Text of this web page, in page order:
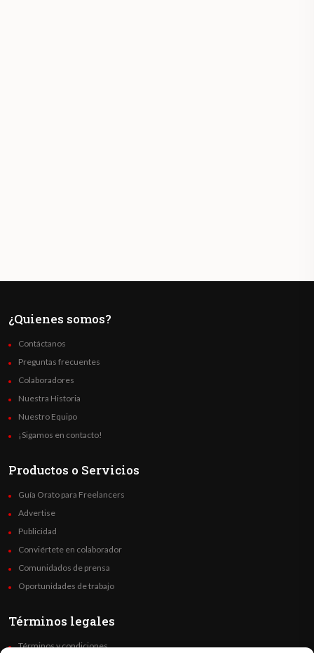
¿Quienes somos?
Contáctanos
Preguntas frecuentes
Colaboradores
Nuestra Historia
Nuestro Equipo
¡Sigamos en contacto!
Productos o Servicios
Guía Orato para Freelancers
Advertise
Publicidad
Conviértete en colaborador
Comunidados de prensa
Oportunidades de trabajo
Términos legales
Términos y condiciones